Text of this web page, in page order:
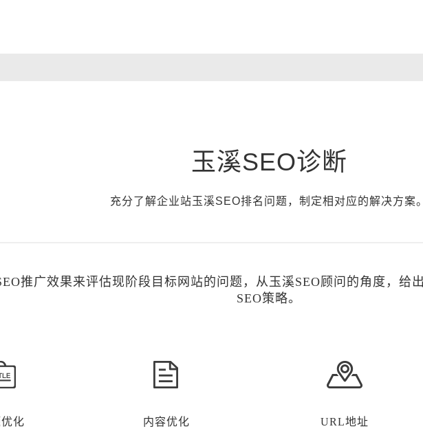
玉溪SEO诊断
充分了解企业站玉溪SEO排名问题，制定相对应的解决方案
推广效果来评估现阶段目标网站的问题，从玉溪SEO顾问的角度，给
SEO策略。
化 内容优化 URL地址